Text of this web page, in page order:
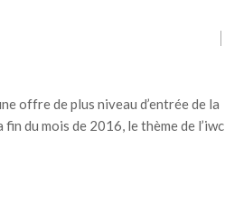
offre de plus niveau d’entrée de la
du mois de 2016, le thème de l’iwc